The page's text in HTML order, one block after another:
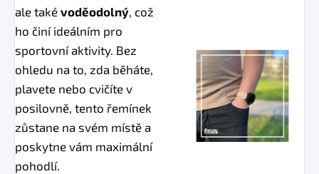
ale také voděodolný, což
ho činí ideálním pro
sportovní aktivity. Bez
ohledu na to, zda běháte,
plavete nebo cvičíte v
posilovně, tento řemínek
zůstane na svém místě a
poskytne vám maximální
pohodlí.